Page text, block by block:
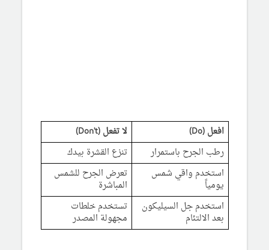
افعل (Do)
لا تفعل (Don't)
رطب الجرح باستمرار
تنزع القشرة بيدك
استخدم واقي شمس
يومياً
تعرض الجرح للشمس
المباشرة
استخدم جل السيليكون
بعد الالتئام
تستخدم خلطات
مجهولة المصدر